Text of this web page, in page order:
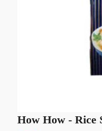
How How - Rice